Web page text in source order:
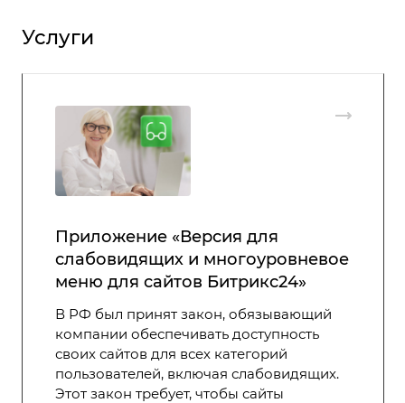
Услуги
Приложение «Версия для
слабовидящих и многоуровневое
меню для сайтов Битрикс24»
В РФ был принят закон, обязывающий
компании обеспечивать доступность
своих сайтов для всех категорий
пользователей, включая слабовидящих.
Этот закон требует, чтобы сайты